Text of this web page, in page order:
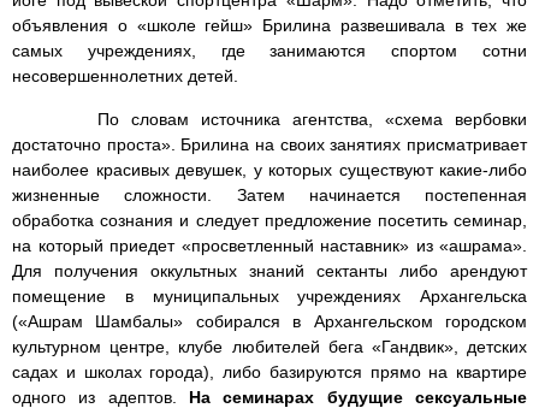
объявления о «школе гейш» Брилина развешивала в тех же
самых учреждениях, где занимаются спортом сотни
несовершеннолетних детей.
По словам источника агентства, «схема вербовки
достаточно проста». Брилина на своих занятиях присматривает
наиболее красивых девушек, у которых существуют какие-либо
жизненные сложности. Затем начинается постепенная
обработка сознания и следует предложение посетить семинар,
на который приедет «просветленный наставник» из «ашрама».
Для получения оккультных знаний сектанты либо арендуют
помещение в муниципальных учреждениях Архангельска
(«Ашрам Шамбалы» собирался в Архангельском городском
культурном центре, клубе любителей бега «Гандвик», детских
садах и школах города), либо базируются прямо на квартире
одного из адептов. На семинарах будущие сексуальные